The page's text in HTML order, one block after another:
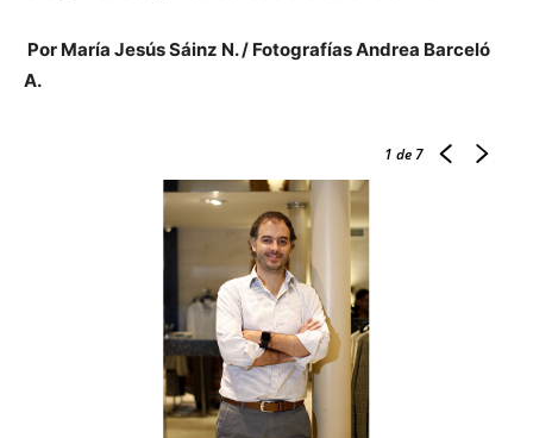
Por María Jesús Sáinz N. / Fotografías Andrea Barceló
A.
1 de 7